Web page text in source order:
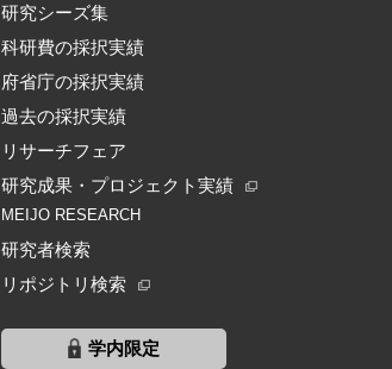
研究シーズ集
科研費の採択実績
府省庁の採択実績
過去の採択実績
リサーチフェア
研究成果・プロジェクト実績
MEIJO RESEARCH
研究者検索
リポジトリ検索
学内限定